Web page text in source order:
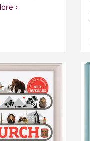
›